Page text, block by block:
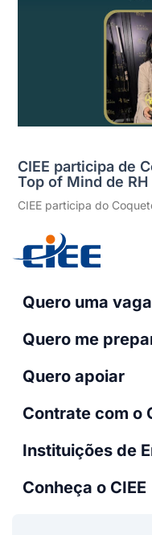
CIEE participa de
Top of Mind de RH
CIEE participa do
Quero uma vaga
Quero me
Quero apoiar
Contrate com o
Instituições de
Conheça o CIEE